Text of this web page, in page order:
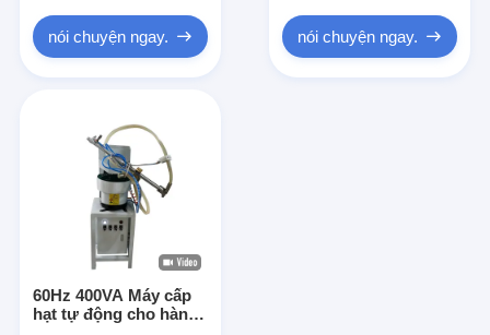
nói chuyện ngay. nói chuyện ngay.
60Hz 400VA Máy cấp
hạt tự động cho hàn